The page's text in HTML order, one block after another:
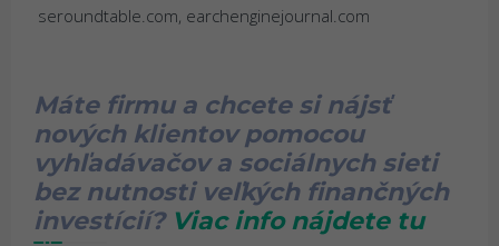
seroundtable.com, earchenginejournal.com
Máte firmu a chcete si nájsť
nových klientov pomocou
vyhľadávačov a sociálnych sieti
bez nutnosti veľkých finančných
investícií?Viac info nájdete tu